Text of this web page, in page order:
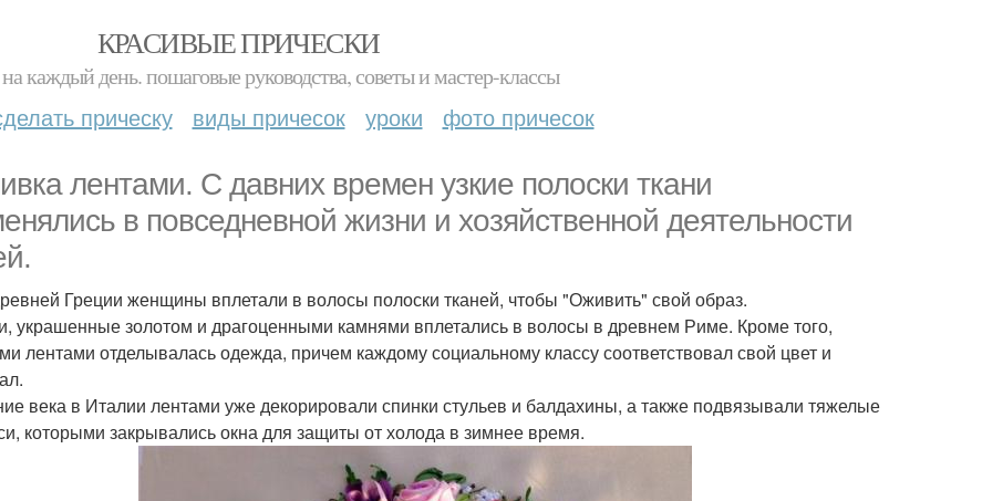
КРАСИВЫЕ ПРИЧЕСКИ
каждый день. пошаговые руководства, советы и мастер-классы
прическу виды причесок уроки фото причесок
лентами. С давних времен узкие полоски ткани
в повседневной жизни и хозяйственной деятельности
Греции женщины вплетали в волосы полоски тканей, чтобы "Оживить" свой образ.
украшенные золотом и драгоценными камнями вплетались в волосы в древнем Риме. Кроме того,
лентами отделывалась одежда, причем каждому социальному классу соответствовал свой цвет и
века в Италии лентами уже декорировали спинки стульев и балдахины, а также подвязывали тяжелые
которыми закрывались окна для защиты от холода в зимнее время.